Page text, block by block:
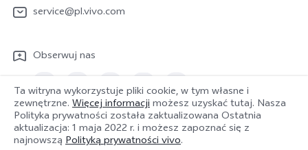
Wyślij Do Naprawy
Polityka gwarancyjna
Pobierz LUTy do przywracania logów
service@pl.vivo.com
Obserwuj nas
Polska | Wybierz kraj/region
Ta witryna wykorzystuje pliki cookie, w tym własne i
zewnętrzne. Więcej informacjimożesz uzyskać tutaj. Nasza
Polityka prywatności została zaktualizowana Ostatnia
aktualizacja: 1 maja 2022 r. i możesz zapoznać się z
najnowszą Polityką prywatności vivo.